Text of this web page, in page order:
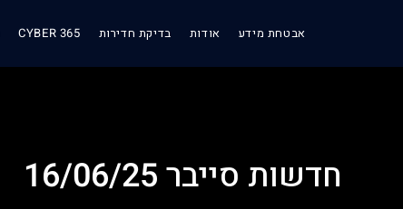
אבטחת מידע אודות בדיקת חדירות CYBER 365
חדשות סייבר 16/06/25